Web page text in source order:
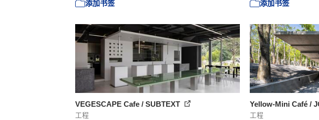
添加书签 添加书签
VEGESCAPE Cafe / SUBTEXT
工程
Yellow-Mini Café /
工程